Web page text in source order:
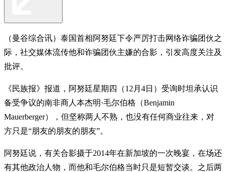
（曼谷综合讯）泰国首相阿努廷下令严厉打击网络诈骗团伙之
际，社交媒体流传他和诈骗团伙主嫌的合影，引发高度关注及
批评。
《民族报》报道，阿努廷星期四（12月4日）受询时坦承认识
备受争议的南非商人本杰明·毛尔伯格（Benjamin
Mauerberger），但坚称两人不熟，也没有任何商业往来，对
方只是“朋友的朋友的朋友”。
阿努廷说，有关合影摄于2014年在新加坡的一次晚宴，在场还
有其他政治人物，而他和毛尔伯格当时只是短暂交谈。之后两